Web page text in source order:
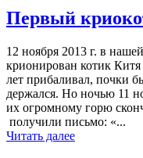
Первый
12 ноября 2013 г. в
крионирован котик
лет прибаливал, почки
держался. Но ночью 11
их огромному горю
получили письмо: «...
Читать далее